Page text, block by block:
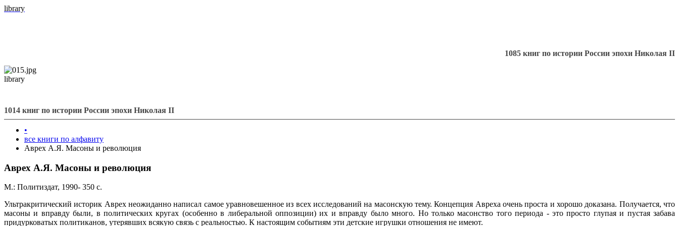
library
1085 книг по истории России эпохи Николая II
library
1014 книг по истории России эпохи Николая II
•
все книги по алфавиту
Аврех А.Я. Масоны и революция
Аврех А.Я. Масоны и революция
М.: Политиздат, 1990- 350 с.
Ультракритический историк Аврех неожиданно написал самое уравновешенное из всех исследований на масонскую тему. Концепция Авреха очень проста и хорошо доказана. Получается, что
масоны и вправду были, в политических кругах (особенно в либеральной оппозиции) их и вправду было много. Но только масонство того периода - это просто глупая и пустая забава
придурковатых политиканов, утерявших всякую связь с реальностью. К настоящим событиям эти детские игрушки отношения не имеют.